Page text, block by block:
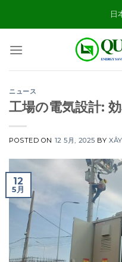
日
ニュース
工場の電気設計:
POSTED ON 12 5月, 2025 BY
12
5月